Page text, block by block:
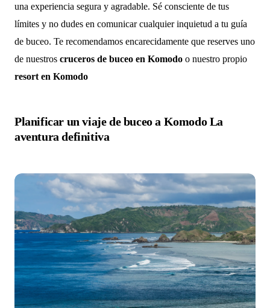
una experiencia segura y agradable. Sé consciente de tus
límites y no dudes en comunicar cualquier inquietud a tu guía
de buceo. Te recomendamos encarecidamente que reserves uno
de nuestros cruceros de buceo en Komodo o nuestro propio
resort en Komodo
Planificar un viaje de buceo a Komodo La
aventura definitiva